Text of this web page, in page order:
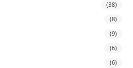
(38)
(8)
(9)
(6)
(6)